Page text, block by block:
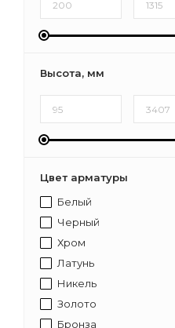
Высота, мм
Цвет арматуры
Белый
Черный
Хром
Латунь
Никель
Золото
Бронза